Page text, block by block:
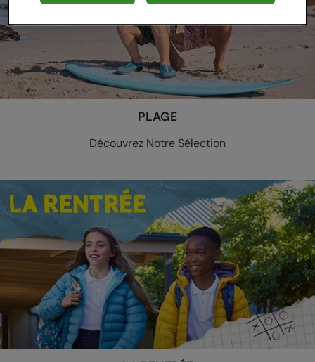
PLAGE
Découvrez Notre Sélection